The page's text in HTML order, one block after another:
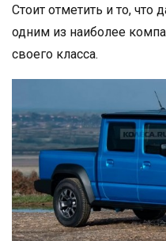
Стоит отметить и то, что
одним из наиболее
своего класса.